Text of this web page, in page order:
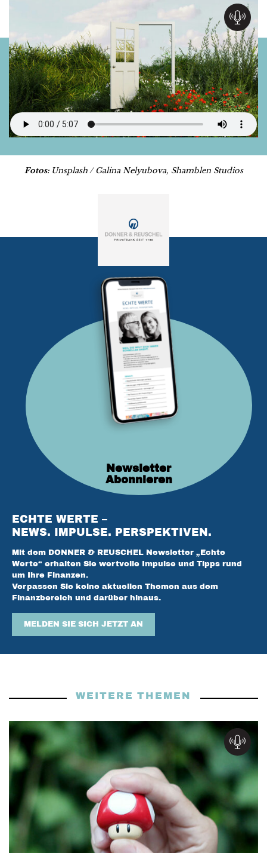
Fotos: Unsplash / Galina Nelyubova, Shamblen Studios
ECHTE WERTE –
NEWS. IMPULSE. PERSPEKTIVEN.
Mit dem DONNER & REUSCHEL Newsletter „Echte
Werte“ erhalten Sie wertvolle Impulse und Tipps rund
um Ihre Finanzen.
Verpassen Sie keine aktuellen Themen aus dem
Finanzbereich und darüber hinaus.
MELDEN SIE SICH JETZT AN
Newsletter
Abonnieren
WEITERE THEMEN